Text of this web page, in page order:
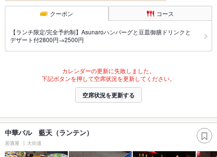
クーポン コース
【ランチ限定/完全予約制】Asunaroハンバーグと豆皿御膳ドリンクと
デザート付2800円→2500円
カレンダーの更新に失敗しました。
下記ボタンを押して空席状況を更新してください。
空席状況を更新する
中華バル 藍天（ランテン）
居酒屋 大街道